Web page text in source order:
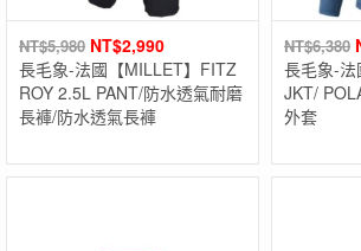
NT$5,980 NT$2,990
長毛象-法國【MILLET】FITZ
ROY 2.5L PANT/防水透氣耐磨
長褲/防水透氣長褲
NT$6,380
長毛象-
JKT/
外套